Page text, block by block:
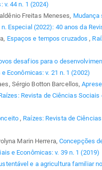
v. 44 n. 1 (2024)
Freitas Meneses, Mudança
Especial (2022): 40 anos da
Espaços e tempos cruzados,
desafios para o
Econômicas: v. 21 n. 1 (2002)
Sérgio Botton Barcellos,
Revista de Ciências Sociais
, Raízes: Revista de
Marin Herrera, Concepções
e Econômicas: v. 39 n. 1 (2019)
e a agricultura familiar